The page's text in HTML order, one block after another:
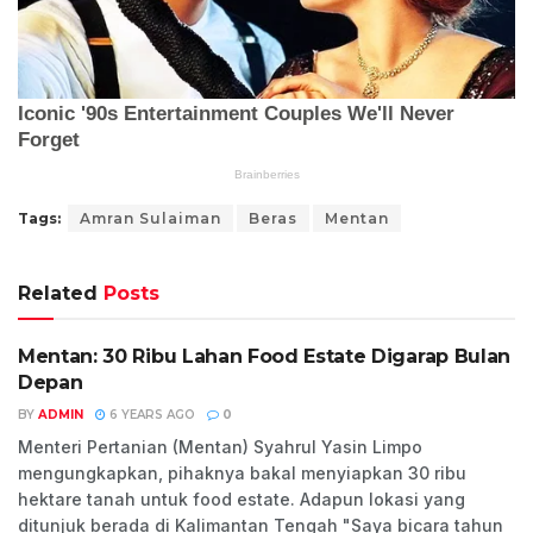
Tags: Amran Sulaiman Beras Mentan
Related Posts
VIRAL
Mentan: 30 Ribu Lahan Food Estate Digarap Bulan
Depan
BY ADMIN 6 YEARS AGO 0
Menteri Pertanian (Mentan) Syahrul Yasin Limpo
mengungkapkan, pihaknya bakal menyiapkan 30 ribu
hektare tanah untuk food estate. Adapun lokasi yang
ditunjuk berada di Kalimantan Tengah "Saya bicara tahun